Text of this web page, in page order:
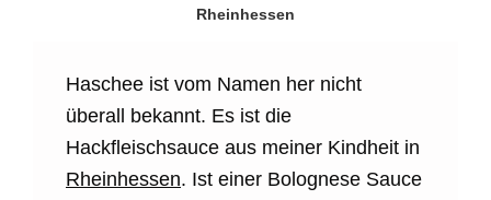
Rheinhessen
Haschee ist vom Namen her nicht
überall bekannt. Es ist die
Hackfleischsauce aus meiner Kindheit in
Rheinhessen. Ist einer Bolognese Sauce